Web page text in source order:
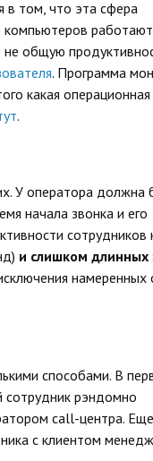
в том, что эта сфера
компьютеров
не общую
. Программа
какая
.
У оператора должна
начала звонка и его
сотрудников
и слишком длинных
намеренных
способами. В
сотрудник рэндомно
call-центра.
с клиентом